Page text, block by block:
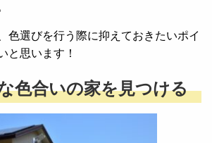
色選びを行う際に抑えておきたいポイ
と思います！
色合いの家を見つける